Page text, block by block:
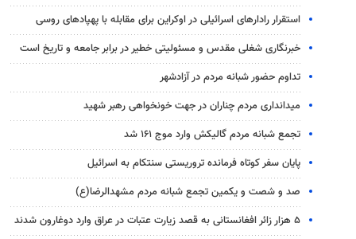
استقرار رادارهای اسرائیلی در اوکراین برای مقابله با پهپادهای روسی
خبرنگاری شغلی مقدس و مسئولیتی خطیر در برابر جامعه و تاریخ است
تداوم حضور شبانه مردم در آزادشهر
میدانداری مردم چناران در جهت خونخواهی رهبر شهید
تجمع شبانه مردم گالیکش وارد موج ۱۶۱ شد
پایان سفر کوتاه فرمانده تروریستی سنتکام به اسرائیل
صد و شصت و یکمین تجمع شبانه مردم مشهدالرضا(ع)
۵ هزار زائر افغانستانی به قصد زیارت عتبات در عراق وارد دوغارون شدند